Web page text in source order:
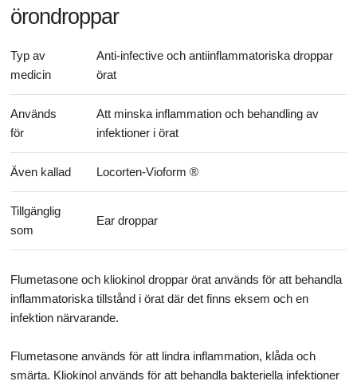
örondroppar
Typ av
medicin
Anti-infective och antiinflammatoriska droppar
örat
Används
för
Att minska inflammation och behandling av
infektioner i örat
Även kallad Locorten-Vioform ®
Tillgänglig
som
Ear droppar
Flumetasone och kliokinol droppar örat används för att behandla
inflammatoriska tillstånd i örat där det finns eksem och en
infektion närvarande.
Flumetasone används för att lindra inflammation, klåda och
smärta. Kliokinol används för att behandla bakteriella infektioner